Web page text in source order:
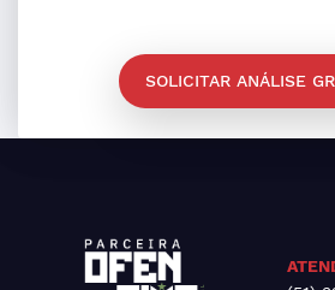
SOLICITAR ANÁLISE